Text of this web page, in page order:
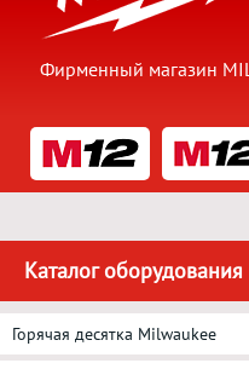
Фирменный магазин
Каталог оборудования
Горячая десятка Milwaukee